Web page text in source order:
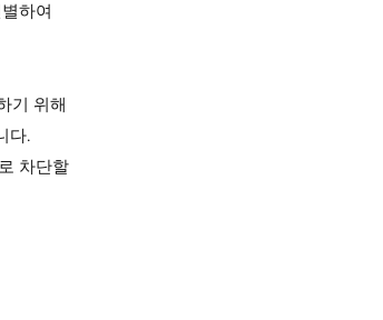
하여
기 위해
다.
차단할